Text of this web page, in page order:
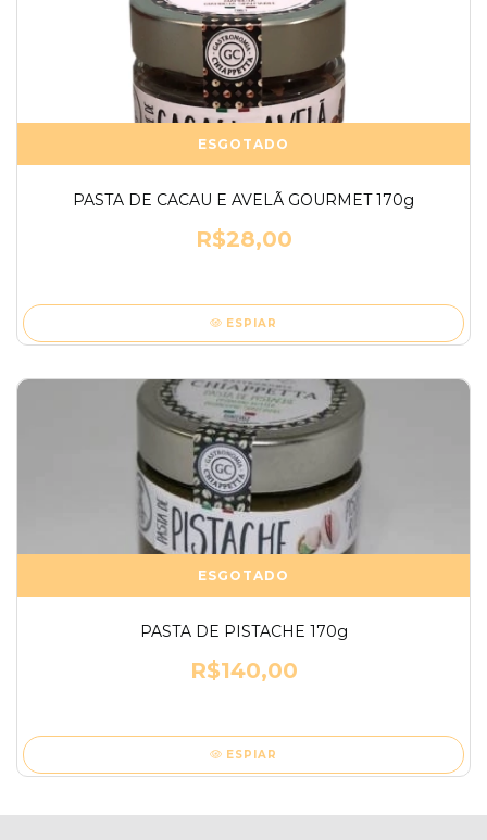
ESGOTADO
PASTA DE CACAU E AVELÃ GOURMET 170g
R$28,00
ESPIAR
ESGOTADO
PASTA DE PISTACHE 170g
R$140,00
ESPIAR